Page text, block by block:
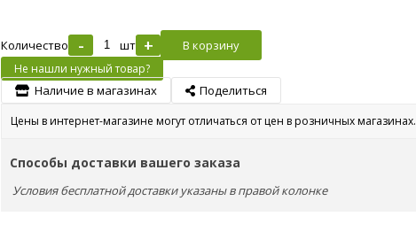
Количество - шт + В корзину
Не нашли нужный товар?
Наличие в магазинах Поделиться
Цены в интернет-магазине могут отличаться от цен в розничных магазинах.
Способы доставки вашего заказа
Условия бесплатной доставки указаны в правой колонке